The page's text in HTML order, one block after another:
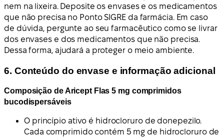
nem na lixeira. Deposite os envases e os medicamentos
que não precisa no Ponto SIGRE da farmácia. Em caso
de dúvida, pergunte ao seu farmacêutico como se livrar
dos envases e dos medicamentos que não precisa.
Dessa forma, ajudará a proteger o meio ambiente.
6. Conteúdo do envase e informação adicional
Composição de Aricept Flas 5 mg comprimidos
bucodispersáveis
O princípio ativo é hidrocloruro de donepezilo.
Cada comprimido contém 5 mg de hidrocloruro de